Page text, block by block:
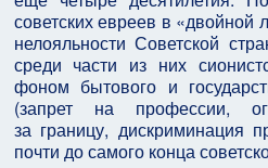
советских евреев в «двойной
нелояльности Советской
среди части из них
фоном бытового и
(запрет на профессии,
за границу, дискриминация
почти до самого конца